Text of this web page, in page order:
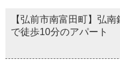
【弘前市南富田町】弘
で徒歩10分のアパート